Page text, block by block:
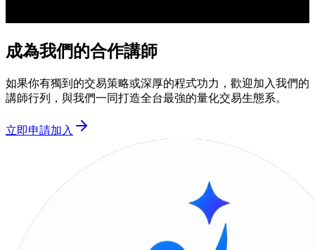
成為我們的合作講師
如果你有獨到的交易策略或深厚的程式功力，歡迎加入我們的
講師行列，與我們一同打造全台最強的量化交易生態系。
立即申請加入